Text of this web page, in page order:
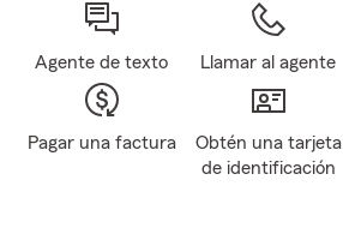
Agente de texto Llamar al agente
Pagar una factura
Obtén una tarjeta
de identificación